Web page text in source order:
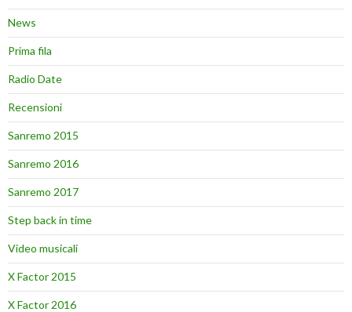
News
Prima fila
Radio Date
Recensioni
Sanremo 2015
Sanremo 2016
Sanremo 2017
Step back in time
Video musicali
X Factor 2015
X Factor 2016